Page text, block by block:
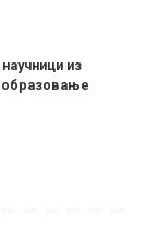
из
образовање